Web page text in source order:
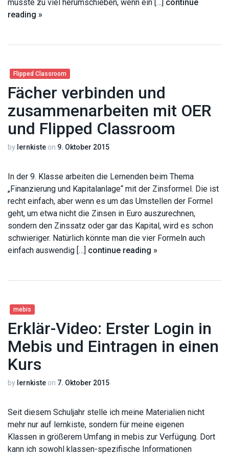
musste zu viel herumschieben, wenn ein […] continue
reading »
Flipped Classroom
Fächer verbinden und
zusammenarbeiten mit OER
und Flipped Classroom
by lernkiste on 9. Oktober 2015
In der 9. Klasse arbeiten die Lernenden beim Thema
„Finanzierung und Kapitalanlage“ mit der Zinsformel. Die ist
recht einfach, aber wenn es um das Umstellen der Formel
geht, um etwa nicht die Zinsen in Euro auszurechnen,
sondern den Zinssatz oder gar das Kapital, wird es schon
schwieriger. Natürlich könnte man die vier Formeln auch
einfach auswendig […] continue reading »
mebis
Erklär-Video: Erster Login in
Mebis und Eintragen in einen
Kurs
by lernkiste on 7. Oktober 2015
Seit diesem Schuljahr stelle ich meine Materialien nicht
mehr nur auf lernkiste, sondern für meine eigenen
Klassen in größerem Umfang in mebis zur Verfügung. Dort
kann ich sowohl klassen-spezifische Informationen